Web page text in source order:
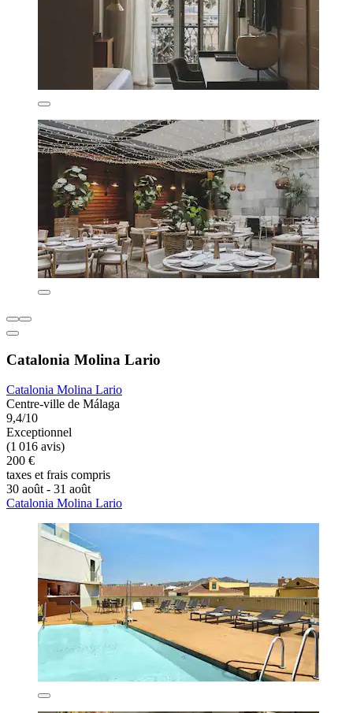
Catalonia Molina Lario
Catalonia Molina Lario
Centre-ville de Málaga
9,4/10
Exceptionnel
(1 016 avis)
200 €
taxes et frais compris
30 août - 31 août
Catalonia Molina Lario